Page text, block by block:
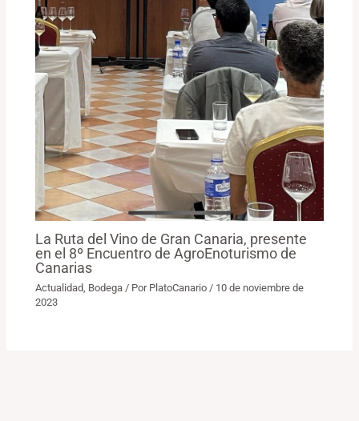
La Ruta del Vino de Gran Canaria, presente
en el 8º Encuentro de AgroEnoturismo de
Canarias
Actualidad Bodega / Por PlatoCanario / 10 de noviembre de
2023